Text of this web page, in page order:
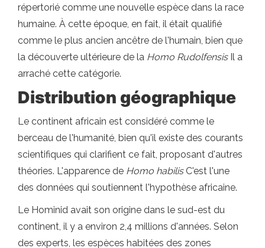
répertorié comme une nouvelle espèce dans la race
humaine. À cette époque, en fait, il était qualifié
comme le plus ancien ancêtre de l'humain, bien que
la découverte ultérieure de la Homo RudolfensisIl a
arraché cette catégorie.
Distribution géographique
Le continent africain est considéré comme le
berceau de l'humanité, bien qu'il existe des courants
scientifiques qui clarifient ce fait, proposant d'autres
théories. L'apparence de Homo habilisC'est l'une
des données qui soutiennent l'hypothèse africaine.
Le Hominid avait son origine dans le sud-est du
continent, il y a environ 2,4 millions d'années. Selon
des experts, les espèces habitées des zones